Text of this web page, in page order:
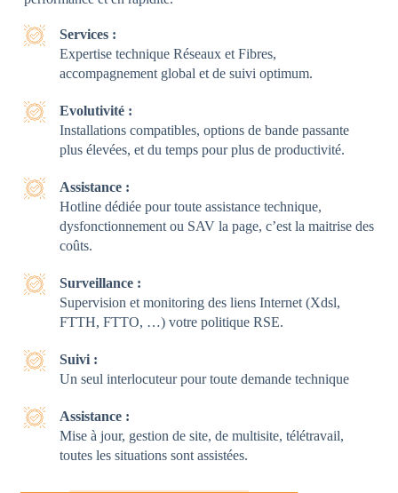
Services :
Expertise technique Réseaux et Fibres,
accompagnement global et de suivi optimum.
Evolutivité :
Installations compatibles, options de bande passante
plus élevées, et du temps pour plus de productivité.
Assistance :
Hotline dédiée pour toute assistance technique,
dysfonctionnement ou SAV la page, c’est la maitrise des
coûts.
Surveillance :
Supervision et monitoring des liens Internet (Xdsl,
FTTH, FTTO, …) votre politique RSE.
Suivi :
Un seul interlocuteur pour toute demande technique
Assistance :
Mise à jour, gestion de site, de multisite, télétravail,
toutes les situations sont assistées.